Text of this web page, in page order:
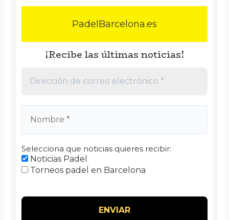
PadelBarcelona.es
¡Recibe las últimas noticias!
Selecciona que noticias quieres recibir:
Noticias Padel
Torneos padel en Barcelona